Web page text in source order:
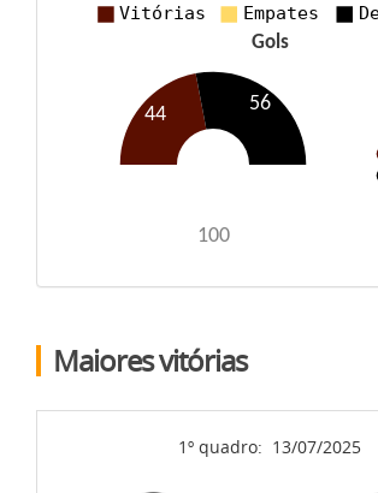
Maiores vitórias
1º quadro: 13/07/2025